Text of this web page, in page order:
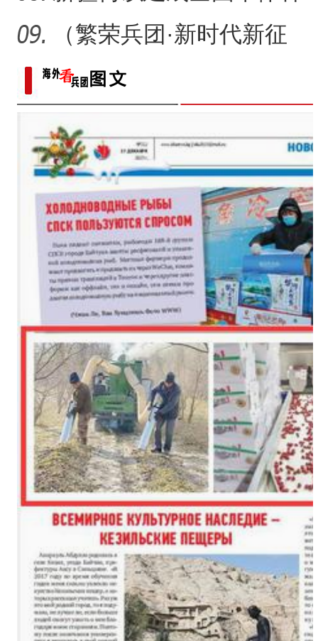
侨乡故事 | 中亚媒体记者深
铁门关市迎今冬首场降雪
瑞雪兆丰年！二二五团
植面积最大油莎豆示范基
地
（繁荣兵团·新时代新征
程）沙漠瀚海中的新疆兵
团